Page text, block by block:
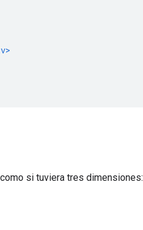
si tuviera tres dimensiones: